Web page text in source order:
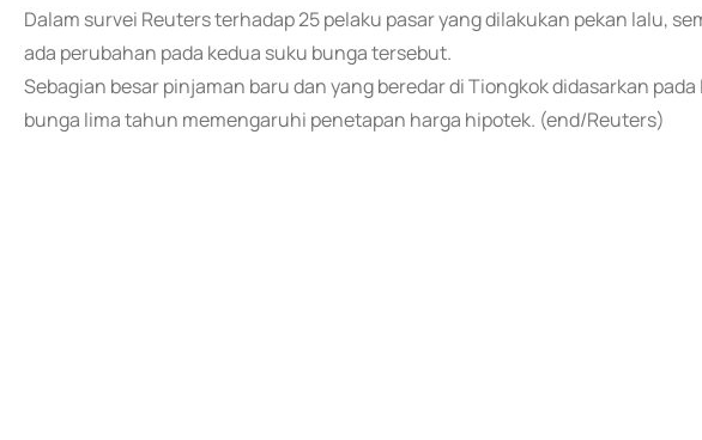
Dalam survei Reuters terhadap 25 pelaku pasar yang dilakukan pekan lalu,
ada perubahan pada kedua suku bunga tersebut.
Sebagian besar pinjaman baru dan yang beredar di Tiongkok didasarkan
bunga lima tahun memengaruhi penetapan harga hipotek. (end/Reuters)